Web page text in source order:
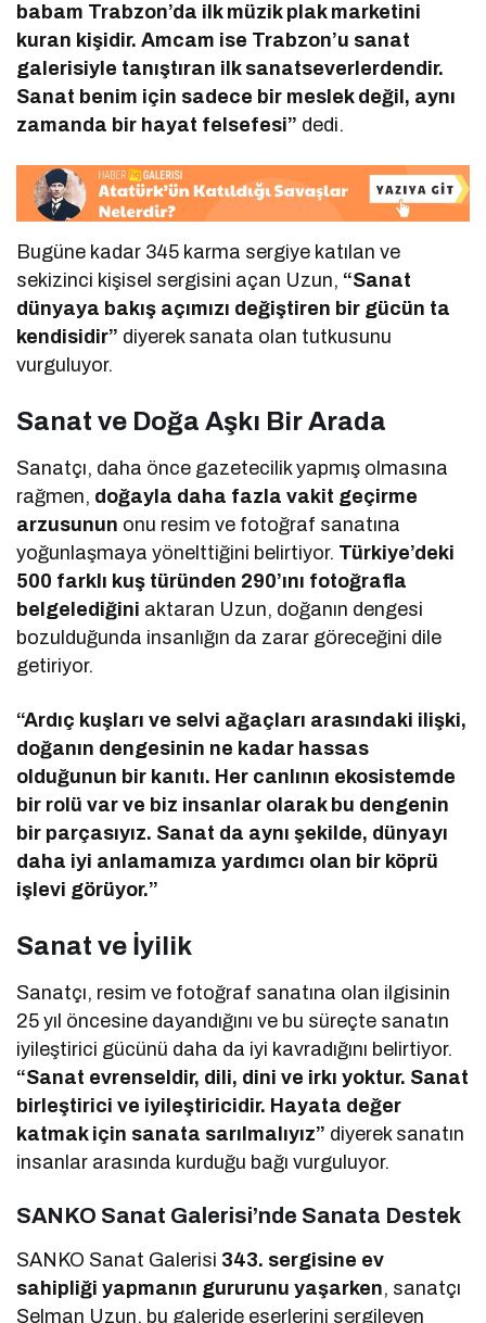
babam Trabzon’da ilk müzik plak marketini
kuran kişidir. Amcam ise Trabzon’u sanat
galerisiyle tanıştıran ilk sanatseverlerdendir.
Sanat benim için sadece bir meslek değil, aynı
zamanda bir hayat felsefesi” dedi.
Bugüne kadar 345 karma sergiye katılan ve
sekizinci kişisel sergisini açan Uzun, “Sanat
dünyaya bakış açımızı değiştiren bir gücün ta
kendisidir” diyerek sanata olan tutkusunu
vurguluyor.
Sanat ve Doğa Aşkı Bir Arada
Sanatçı, daha önce gazetecilik yapmış olmasına
rağmen, doğayla daha fazla vakit geçirme
arzusunun onu resim ve fotoğraf sanatına
yoğunlaşmaya yönelttiğini belirtiyor. Türkiye’deki
500 farklı kuş türünden 290’ını fotoğrafla
belgelediğini aktaran Uzun, doğanın dengesi
bozulduğunda insanlığın da zarar göreceğini dile
getiriyor.
“Ardıç kuşları ve selvi ağaçları arasındaki ilişki,
doğanın dengesinin ne kadar hassas
olduğunun bir kanıtı. Her canlının ekosistemde
bir rolü var ve biz insanlar olarak bu dengenin
bir parçasıyız. Sanat da aynı şekilde, dünyayı
daha iyi anlamamıza yardımcı olan bir köprü
işlevi görüyor.”
Sanat ve İyilik
Sanatçı, resim ve fotoğraf sanatına olan ilgisinin
25 yıl öncesine dayandığını ve bu süreçte sanatın
iyileştirici gücünü daha da iyi kavradığını belirtiyor.
“Sanat evrenseldir, dili, dini ve irkı yoktur. Sanat
birleştirici ve iyileştiricidir. Hayata değer
katmak için sanata sarılmalıyız” diyerek sanatın
insanlar arasında kurduğu bağı vurguluyor.
SANKO Sanat Galerisi’nde Sanata Destek
SANKO Sanat Galerisi 343. sergisine ev
sahipliği yapmanın gururunu yaşarken, sanatçı
Selman Uzun, bu galeride eserlerini sergileyen